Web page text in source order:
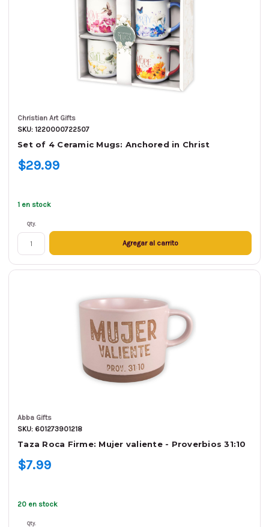
Christian Art Gifts
SKU: 1220000722507
Set of 4 Ceramic Mugs: Anchored in Christ
$29.99
1 en stock
Qty.
Agregar al carrito
Abba Gifts
SKU: 601273901218
Taza Roca Firme: Mujer valiente - Proverbios 31:10
$7.99
20 en stock
Qty.